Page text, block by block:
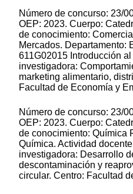
Número de concurso: 23/
OEP: 2023. Cuerpo:
de conocimiento:
Mercados. Departamento:
611G02015 Introducción
investigadora:
marketing alimentario,
Facultad de Economía y
Número de concurso: 23/
OEP: 2023. Cuerpo:
de conocimiento: Química
Química. Actividad
investigadora: Desarrollo
descontaminación y
circular. Centro: Facultad